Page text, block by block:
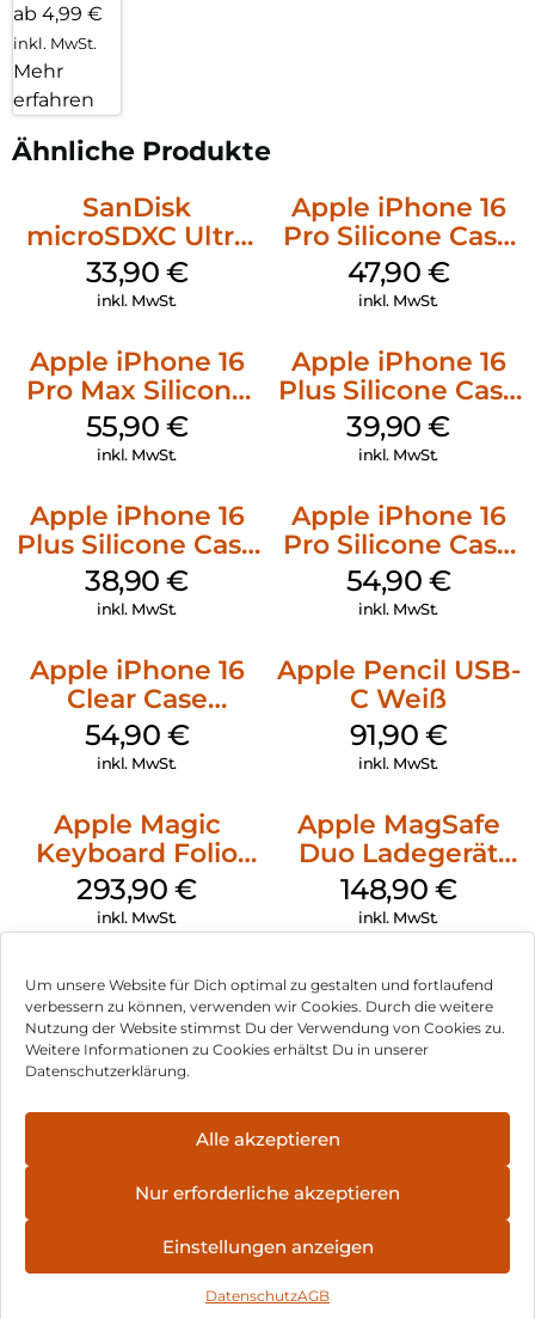
Um unsere Website für Dich optimal zu gestalten und fortlaufend
verbessern zu können, verwenden wir Cookies. Durch die weitere
Nutzung der Website stimmst Du der Verwendung von Cookies zu.
Weitere Informationen zu Cookies erhältst Du in unserer
Datenschutzerklärung.
Alle akzeptieren
Nur erforderliche akzeptieren
Einstellungen anzeigen
DatenschutzAGB
ab 4,99 €
inkl. MwSt.
Mehr
erfahren
Ähnliche Produkte
SanDisk
microSDXC Ultra
128 GB + Adapter
Mobile
33,90 €
inkl. MwSt.
Apple iPhone 16
Pro Silicone Case
MagSafe Denim
47,90 €
inkl. MwSt.
Apple iPhone 16
Pro Max Silicone
Case MagSafe
Stone Gray
55,90 €
inkl. MwSt.
Apple iPhone 16
Plus Silicone Case
MagSafe Plum
39,90€
inkl. MwSt.
Apple iPhone 16
Plus Silicone Case
MagSafe Denim
38,90€
inkl. MwSt.
Apple iPhone 16
Pro Silicone Case
MagSafe Black
54,90 €
inkl. MwSt.
Apple iPhone 16
Clear Case
MagSafe
Transparent
54,90 €
inkl. MwSt.
Apple Pencil USB-
C Weiß
91,90 €
inkl. MwSt.
Apple Magic
Keyboard Folio
iPad 10.9″ (10.Gen.)
Weiß
293,90€
inkl. MwSt.
Apple MagSafe
Duo Ladegerät
Weiß
148,90 €
inkl. MwSt.
Impressum
Hinweis zur Batterieentsorgung
Newsletter
, Brodos AG – All Rights Reserved.